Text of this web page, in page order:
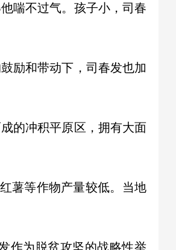
喘不过气。孩子小，司春
励和带动下，司春发也加
的冲积平原区，拥有大面
薯等作物产量较低。当地
作为脱贫攻坚的战略性举